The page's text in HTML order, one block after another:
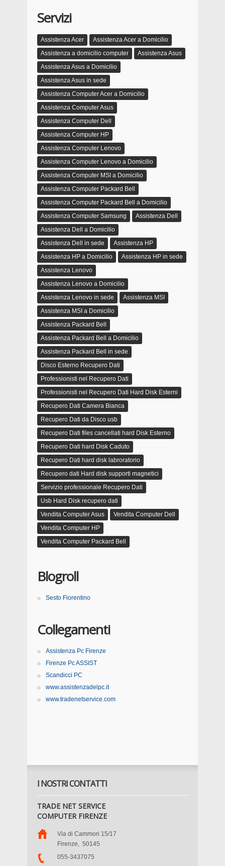
Servizi
Assistenza Acer
Assistenza Acer a Domicilio
Assistenza a domicilio computer
Assistenza Asus
Assistenza Asus a Domicilio
Assistenza Asus in sede
Assistenza Computer Acer a Domicilio
Assistenza Computer Asus
Assistenza Computer Dell
Assistenza Computer HP
Assistenza Computer Lenovo
Assistenza Computer Lenovo a Domicilio
Assistenza Computer MSI a Domicilio
Assistenza Computer Packard Bell
Assistenza Computer Packard Bell a Domicilio
Assistenza Computer Samsung
Assistenza Dell
Assistenza Dell a Domicilio
Assistenza Dell in sede
Assistenza HP
Assistenza HP a Domicilio
Assistenza HP in sede
Assistenza Lenovo
Assistenza Lenovo a Domicilio
Assistenza Lenovo in sede
Assistenza MSI
Assistenza MSI a Domicilio
Assistenza Packard Bell
Assistenza Packard Bell a Domicilio
Assistenza Packard Bell in sede
Disco Esterno Recupero Dati
Professionisti nel Recupero Dati
Professionisti nel Recupero Dati Hard Disk Esterni
Recupero Dati Camera Bianca
Recupero Dati da Disco usb
Recupero Dati files cancellati hard Disk Esterno
Recupero Dati hard Disk Caduto
Recupero Dati hard disk labroratorio
Recupero dati Hard disk supporti magnetici
Servizio professionale Recupero Dati
Usb Hard Disk recupero dati
Vendita Computer Asus
Vendita Computer Dell
Vendita Computer HP
Vendita Computer Packard Bell
Blogroll
Sesto Fiorentino
Collegamenti
Assistenza Pc Firenze
Firenze Pc ASSIST
Scandicci PC
www.assistenzadelpc.it
www.tradenetservice.com
I NOSTRI CONTATTI
TRADE NET SERVICE
COMPUTER FIRENZE
Via di Cammori 15/17
Firenze, 50145
055-3437075